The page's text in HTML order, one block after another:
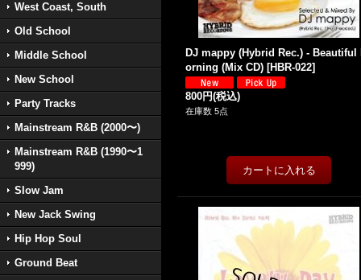
West Coast, South
Old School
Middle School
New School
Party Tracks
Mainstream R&B (2000〜)
Mainstream R&B (1990〜1
999)
Slow Jam
New Jack Swing
Hip Hop Soul
Ground Beat
DJ mappy (Hybrid Rec.) - Beautiful
orning (Mix CD) [HBR-022]
800円(税込)
在庫数 5点